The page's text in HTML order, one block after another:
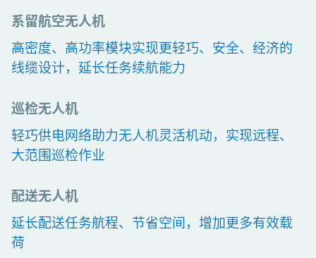
系留航空无人机
高密度、高功率模块实现更轻巧、安全、经济的
线缆设计，延长任务续航能力
巡检无人机
轻巧供电网络助力无人机灵活机动，实现远程、
大范围巡检作业
配送无人机
延长配送任务航程、节省空间，增加更多有效载
荷